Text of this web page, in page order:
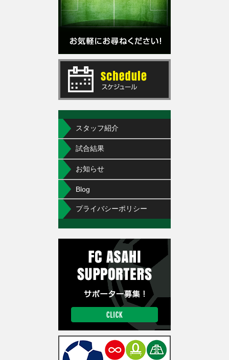
スタッフ紹介
試合結果
お知らせ
Blog
プライバシーポリシー